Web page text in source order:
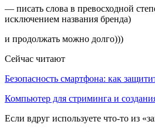
— писать слова в превосходной
исключением названия бренда)
и продолжать можно долго)))
Сейчас читают
Безопасность смартфона: как
Компьютер для стриминга и
Если вдруг используете что-то из